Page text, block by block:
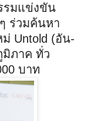
รมแข่งขัน
ร่วมค้นหา
Untold (อัน-
มิภาค ทั่ว
บาท